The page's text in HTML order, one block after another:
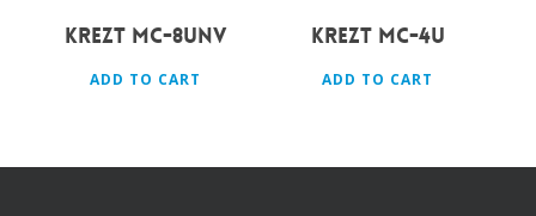
KREZT MC-8UNV
ADD TO CART
KREZT MC-4U
ADD TO CART